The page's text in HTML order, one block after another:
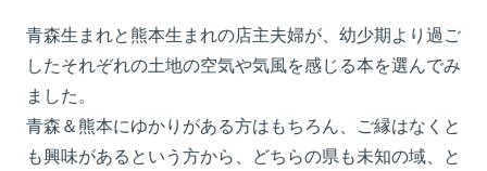
青森生まれと熊本生まれの店主夫婦が、幼少期より過ご
したそれぞれの土地の空気や気風を感じる本を選んでみ
ました。
青森＆熊本にゆかりがある方はもちろん、ご縁はなくと
も興味があるという方から、どちらの県も未知の域、と